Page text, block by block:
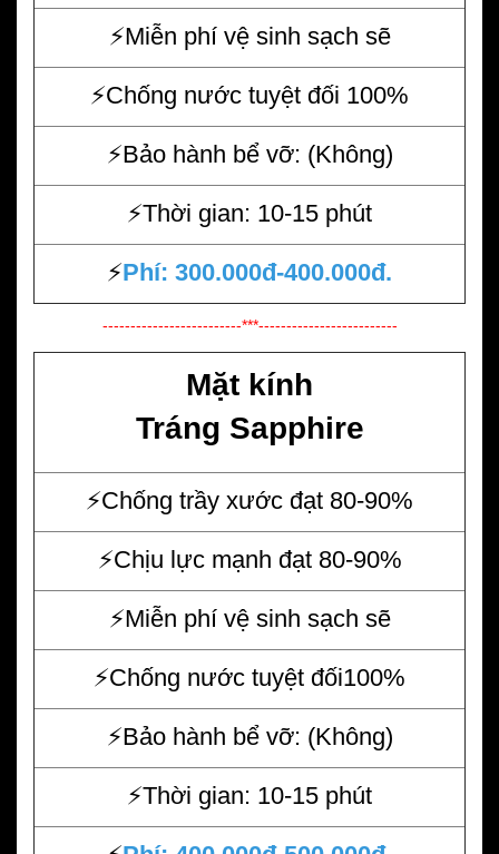
⚡️Miễn phí vệ sinh sạch sẽ
⚡️Chống nước tuyệt đối 100%
⚡️Bảo hành bể vỡ: (Không)
⚡️Thời gian: 10-15 phút
⚡️Phí: 300.000đ-400.000đ.
-------------------------***-------------------------
Mặt kính
Tráng Sapphire
⚡️Chống trầy xước đạt 80-90%
⚡️Chịu lực mạnh đạt 80-90%
⚡️Miễn phí vệ sinh sạch sẽ
⚡️Chống nước tuyệt đối100%
⚡️Bảo hành bể vỡ: (Không)
⚡️Thời gian: 10-15 phút